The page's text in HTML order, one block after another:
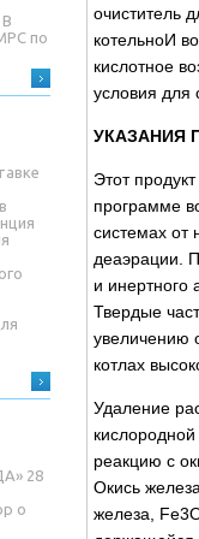
по
28
о
очиститель
котельноИ
кислотное
условия для
УКАЗАНИЯ
Этот
программе
системах от
деаэрации.
и инертного
Твердые
увеличению
котлах
Удаление
реакцию с
Окись
железа,